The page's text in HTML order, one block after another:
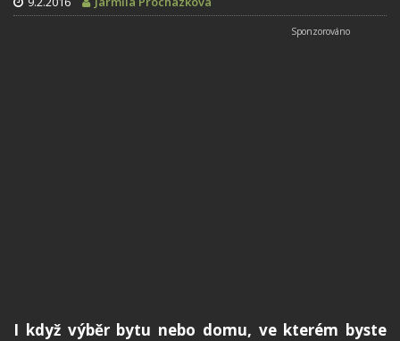
I když výběr bytu nebo domu, ve kterém byste